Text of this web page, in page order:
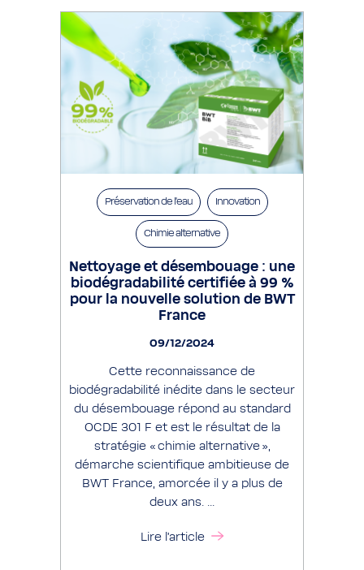
Préservation de l’eau Innovation
Chimie alternative
Nettoyage et désembouage : une
biodégradabilité certifiée à 99 %
pour la nouvelle solution de BWT
France
09/12/2024
Cette reconnaissance de
biodégradabilité inédite dans le secteur
du désembouage répond au standard
OCDE 301 F et est le résultat de la
stratégie « chimie alternative »,
démarche scientifique ambitieuse de
BWT France, amorcée il y a plus de
deux ans. ...
Lire l'article